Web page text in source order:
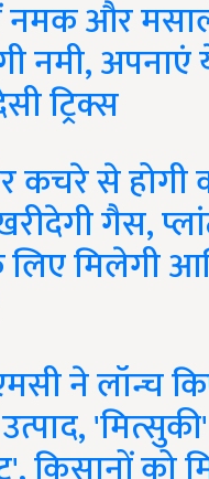
नमक और
नमी, अपनाएं
ट्रिक्स
कचरे से होगी
गैस,
मिलेगी
ने लॉन्च